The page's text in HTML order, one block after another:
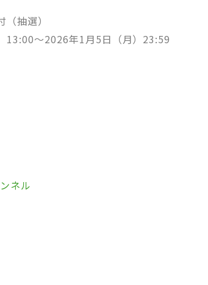
抽選）
13:00〜2026年1月5日（月）23:59
ネル